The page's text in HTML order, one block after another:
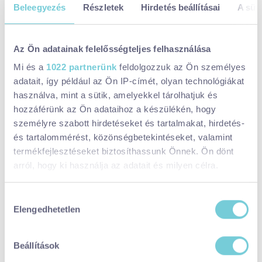
Beleegyezés Részletek Hirdetés beállításai A
Az Ön adatainak felelősségteljes felhasználása
Mi és a 1022 partnerünk feldolgozzuk az Ön személyes
adatait, így például az Ön IP-címét, olyan technológiákat
használva, mint a sütik, amelyekkel tárolhatjuk és
hozzáférünk az Ön adataihoz a készülékén, hogy
személyre szabott hirdetéseket és tartalmakat, hirdetés-
és tartalommérést, közönségbetekintéseket, valamint
termékfejlesztéseket biztosíthassunk Önnek. Ön dönt
arról, hogy ki használja az adatait és milyen célra.
Információgyűjtés az Ön földrajzi
Az Ön készülékén beazonosítása annak konkrét
tulajdonságainak (ujjlenyomat) aktív ellenőrzésével
kiválasztása
Elengedhetetlen
Beállítások
22:30-00:00 Náksi
Megosztom:
Elérhetőségek:
hello@keszthelyfest.hu
Keszthely, Fő Tér
Facebook:
https://www.facebook.com/KeszthelyFest.h
Weboldal:
https://www.instagram.com/keszthelyfest